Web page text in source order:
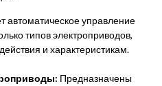
автоматическое управление
типов электроприводов,
и характеристикам.
Предназначены